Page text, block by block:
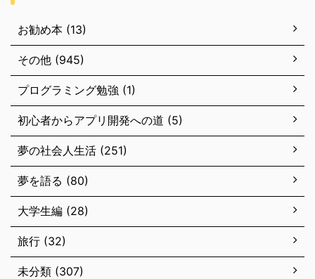
お勧め本 (13)
その他 (945)
プログラミング勉強 (1)
初心者からアプリ開発への道 (5)
夢の社会人生活 (251)
夢を語る (80)
大学生編 (28)
旅行 (32)
未分類 (307)